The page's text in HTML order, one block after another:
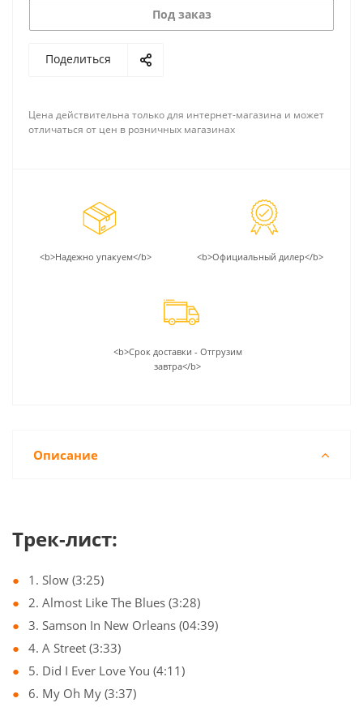
Под заказ
Поделиться
Цена действительна только для интернет-магазина и может
отличаться от цен в розничных магазинах
<b>Надежно упакуем</b> <b>Официальный дилер</b>
<b>Срок доставки - Отгрузим
завтра</b>
Описание
Трек-лист:
1. Slow (3:25)
2. Almost Like The Blues (3:28)
3. Samson In New Orleans (04:39)
4. A Street (3:33)
5. Did I Ever Love You (4:11)
6. My Oh My (3:37)